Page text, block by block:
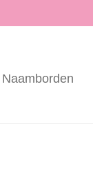
Naamborden